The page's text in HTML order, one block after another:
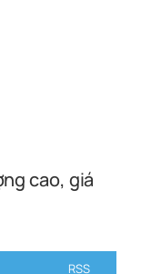
cao, giá
RSS